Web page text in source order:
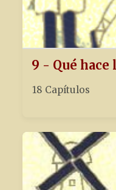
9 - Qué hace
18 Capítulos